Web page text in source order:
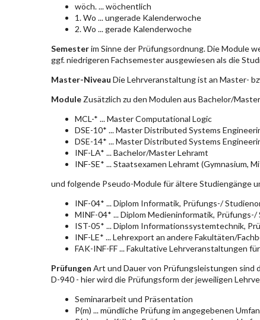
wöch. ... wöchentlich
1. Wo ... ungerade Kalenderwoche
2. Wo ... gerade Kalenderwoche
Semesterim Sinne der Prüfungsordnung. Die Module
ggf. niedrigeren Fachsemester ausgewiesen als die
Master-Niveau Die Lehrveranstaltung ist an Master-
ModuleZusätzlich zu den Modulen aus Bachelor/
MCL-* ... Master Computational Logic
DSE-10* ... Master Distributed Systems
DSE-14* ... Master Distributed Systems
INF-LA* ... Bachelor/Master Lehramt
INF-SE* ... Staatsexamen Lehramt (Gymnasium,
und folgende Pseudo-Module für ältere Studiengänge
INF-04* ... Diplom Informatik, Prüfungs-/
MINF-04* ... Diplom Medieninformatik,
IST-05* ... Diplom Informationssystemtechnik,
INF-LE* ... Lehrexport an andere Fakultäten/
FAK-INF-FF ... Fakultative Lehrveranstaltungen
Prüfungen Art und Dauer von Prüfungsleistungen sind
D-940 - hier wird die Prüfungsform der jeweiligen
Seminararbeit und Präsentation
P(m) ... mündliche Prüfung im angegebenen